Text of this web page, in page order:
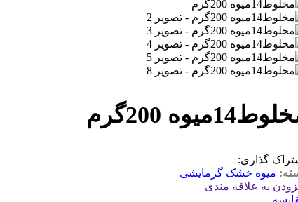
200گرم
گذاری:
میوه خشک گرمایشی
به علاقه مندی